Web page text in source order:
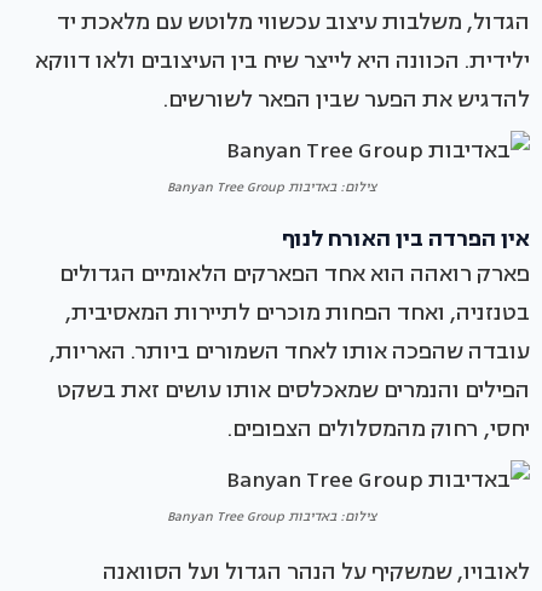
הגדול, משלבות עיצוב עכשווי מלוטש עם מלאכת יד
ילידית. הכוונה היא לייצר שיח בין העיצובים ולאו דווקא
להדגיש את הפער שבין הפאר לשורשים.
צילום: באדיבות Banyan Tree Group
אין הפרדה בין האורח לנוף
פארק רואהה הוא אחד הפארקים הלאומיים הגדולים
בטנזניה, ואחד הפחות מוכרים לתיירות המאסיבית,
עובדה שהפכה אותו לאחד השמורים ביותר. האריות,
הפילים והנמרים שמאכלסים אותו עושים זאת בשקט
יחסי, רחוק מהמסלולים הצפופים.
צילום: באדיבות Banyan Tree Group
לאובויו, שמשקיף על הנהר הגדול ועל הסוואנה